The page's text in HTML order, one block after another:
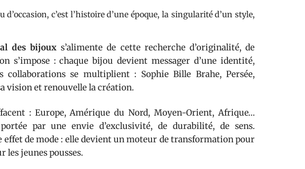
d’occasion, c’est l’histoire d’une époque, la singularité d’un style,
des bijoux s’alimente de cette recherche d’originalité, de
s’impose : chaque bijou devient messager d’une identité,
collaborations se multiplient : Sophie Bille Brahe, Persée,
vision et renouvelle la création.
: Europe, Amérique du Nord, Moyen-Orient, Afrique…
par une envie d’exclusivité, de durabilité, de sens.
effet de mode : elle devient un moteur de transformation pour
les jeunes pousses.